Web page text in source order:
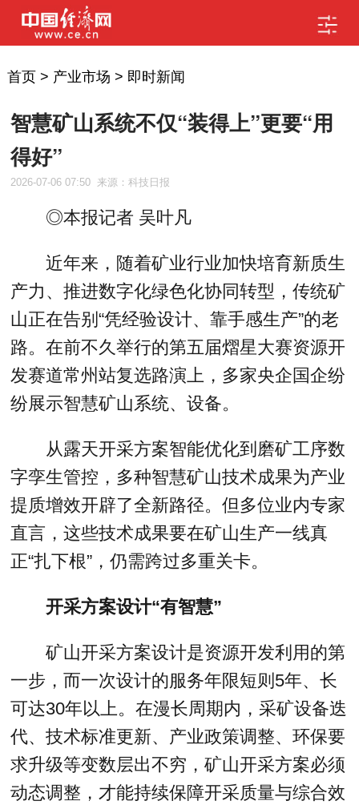
首页> 产业市场 > 即时新闻
智慧矿山系统不仅“装得上”更要“用
得好”
2026-07-06 07:50 来源：科技日报
◎本报记者 吴叶凡
近年来，随着矿业行业加快培育新质生
产力、推进数字化绿色化协同转型，传统矿
山正在告别“凭经验设计、靠手感生产”的老
路。在前不久举行的第五届熠星大赛资源开
发赛道常州站复选路演上，多家央企国企纷
纷展示智慧矿山系统、设备。
从露天开采方案智能优化到磨矿工序数
字孪生管控，多种智慧矿山技术成果为产业
提质增效开辟了全新路径。但多位业内专家
直言，这些技术成果要在矿山生产一线真
正“扎下根”，仍需跨过多重关卡。
开采方案设计“有智慧”
矿山开采方案设计是资源开发利用的第
一步，而一次设计的服务年限短则5年、长
可达30年以上。在漫长周期内，采矿设备迭
代、技术标准更新、产业政策调整、环保要
求升级等变数层出不穷，矿山开采方案必须
动态调整，才能持续保障开采质量与综合效